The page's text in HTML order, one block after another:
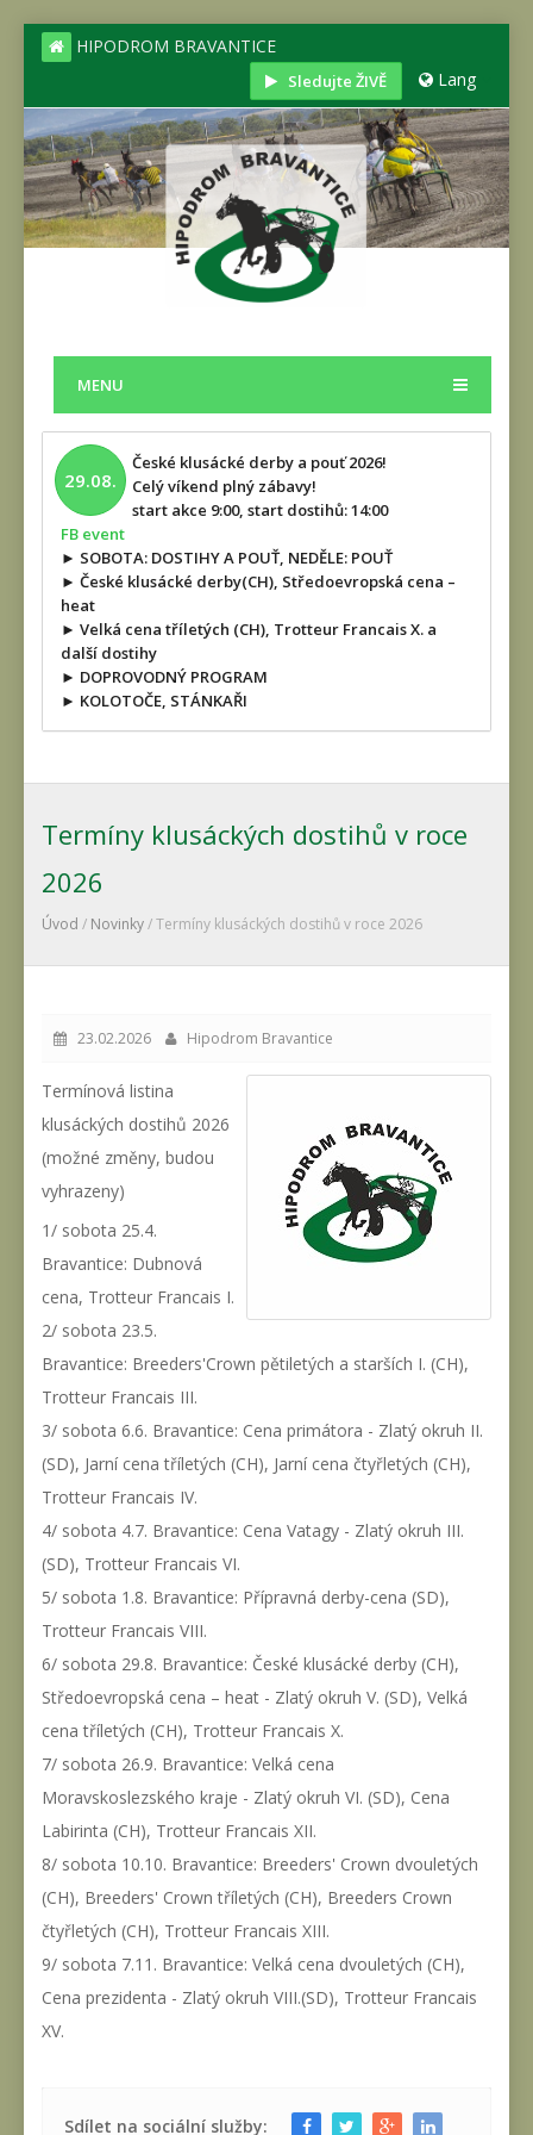
HIPODROM BRAVANTICE
Sledujte ŽIVĚ Lang
MENU
29.08.
České klusácké derby a pouť 2026!
Celý víkend plný zábavy!
start akce 9:00, start dostihů: 14:00
FB event
► SOBOTA: DOSTIHY A POUŤ, NEDĚLE: POUŤ
► České klusácké derby(CH), Středoevropská cena –
heat
► Velká cena tříletých (CH), Trotteur Francais X. a
další dostihy
► DOPROVODNÝ PROGRAM
► KOLOTOČE, STÁNKAŘI
Termíny klusáckých dostihů v roce
2026
Úvod / Novinky/ Termíny klusáckých dostihů v roce 2026
23.02.2026 Hipodrom Bravantice
Termínová listina
klusáckých dostihů 2026
(možné změny, budou
vyhrazeny)
1/ sobota 25.4.
Bravantice: Dubnová
cena, Trotteur Francais I.
2/ sobota 23.5.
Bravantice: Breeders'Crown pětiletých a starších I. (CH),
Trotteur Francais III.
3/ sobota 6.6. Bravantice: Cena primátora - Zlatý okruh II.
(SD), Jarní cena tříletých (CH), Jarní cena čtyřletých (CH),
Trotteur Francais IV.
4/ sobota 4.7. Bravantice: Cena Vatagy - Zlatý okruh III.
(SD), Trotteur Francais VI.
5/ sobota 1.8. Bravantice: Přípravná derby-cena (SD),
Trotteur Francais VIII.
6/ sobota 29.8. Bravantice: České klusácké derby (CH),
Středoevropská cena – heat - Zlatý okruh V. (SD), Velká
cena tříletých (CH), Trotteur Francais X.
7/ sobota 26.9. Bravantice: Velká cena
Moravskoslezského kraje - Zlatý okruh VI. (SD), Cena
Labirinta (CH), Trotteur Francais XII.
8/ sobota 10.10. Bravantice: Breeders' Crown dvouletých
(CH), Breeders' Crown tříletých (CH), Breeders Crown
čtyřletých (CH), Trotteur Francais XIII.
9/ sobota 7.11. Bravantice: Velká cena dvouletých (CH),
Cena prezidenta - Zlatý okruh VIII.(SD), Trotteur Francais
XV.
Sdílet na sociální služby: